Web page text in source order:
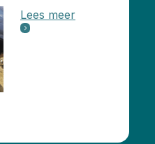
Lees meer